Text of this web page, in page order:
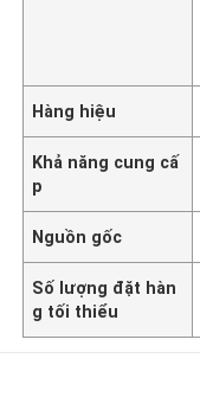
Hàng hiệu
Khả năng cung cấ
p
Nguồn gốc
Số lượng đặt hàn
g tối thiểu